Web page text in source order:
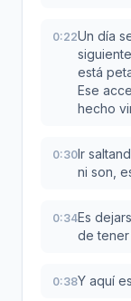
0:22Un día
está
Ese
hecho
0:30Ir
ni son,
0:34Es
de
0:38Y aquí